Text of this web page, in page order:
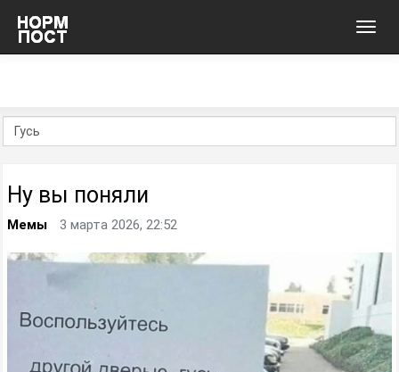
Ну вы поняли
Мемы 3 марта 2026, 22:52